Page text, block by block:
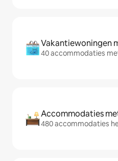
Vakantiewoningen
40 accommodaties
Accommodaties
480 accommodaties